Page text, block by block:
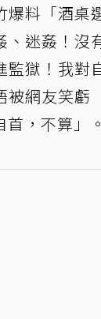
爆料「酒桌
、迷姦！
獄！我
網友笑虧
，不算」。